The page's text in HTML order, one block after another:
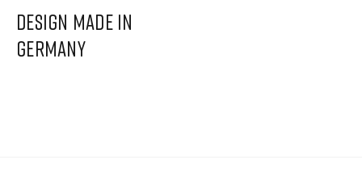
DESIGN MADE IN
GERMANY